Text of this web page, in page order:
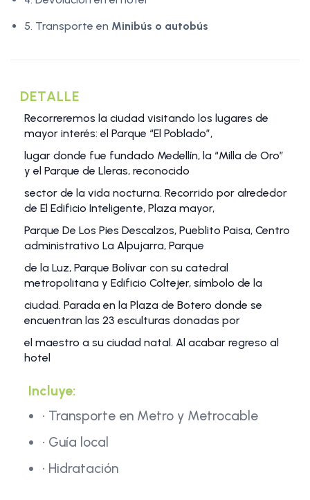
5. Transporte en Minibús o autobús
DETALLE
Recorreremos la ciudad visitando los lugares de
mayor interés: el Parque “El Poblado”,
lugar donde fue fundado Medellín, la “Milla de Oro”
y el Parque de Lleras, reconocido
sector de la vida nocturna. Recorrido por alrededor
de El Edificio Inteligente, Plaza mayor,
Parque De Los Pies Descalzos, Pueblito Paisa, Centro
administrativo La Alpujarra, Parque
de la Luz, Parque Bolívar con su catedral
metropolitana y Edificio Coltejer, símbolo de la
ciudad. Parada en la Plaza de Botero donde se
encuentran las 23 esculturas donadas por
el maestro a su ciudad natal. Al acabar regreso al
hotel
Incluye:
• Transporte en Metro y Metrocable
• Guía local
• Hidratación